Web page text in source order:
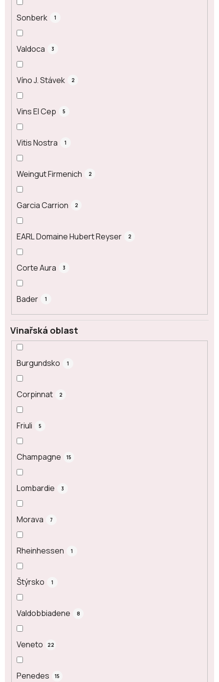
Sonberk 1
Valdoca 3
Víno J. Stávek 2
Vins El Cep 5
Vitis Nostra 1
Weingut Firmenich 2
Garcia Carrion 2
EARL Domaine Hubert Reyser 2
Corte Aura 3
Bader 1
Vinařská oblast
Burgundsko 1
Corpinnat 2
Friuli 5
Champagne 15
Lombardie 3
Morava 7
Rheinhessen 1
Štýrsko 1
Valdobbiadene 8
Veneto 22
Penedes 15